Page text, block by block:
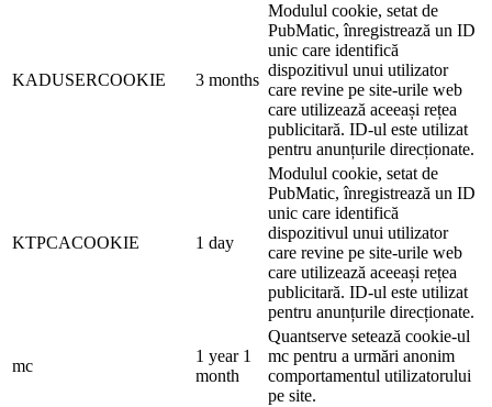
KADUSERCOOKIE 3 months
Modulul cookie, setat de
PubMatic, înregistrează un ID
unic care identifică
dispozitivul unui utilizator
care revine pe site-urile web
care utilizează aceeași rețea
publicitară. ID-ul este utilizat
pentru anunțurile direcționate.
KTPCACOOKIE 1 day
Modulul cookie, setat de
PubMatic, înregistrează un ID
unic care identifică
dispozitivul unui utilizator
care revine pe site-urile web
care utilizează aceeași rețea
publicitară. ID-ul este utilizat
pentru anunțurile direcționate.
mc
1 year 1
month
Quantserve setează cookie-ul
mc pentru a urmări anonim
comportamentul utilizatorului
pe site.